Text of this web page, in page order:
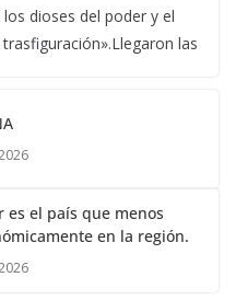
los dioses del poder y el
las
es el país que menos
en la región.